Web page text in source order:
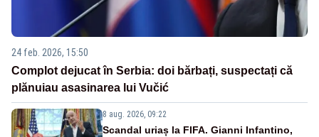
24 feb. 2026, 15:50
Complot dejucat în Serbia: doi bărbați, suspectați că
plănuiau asasinarea lui Vučić
8 aug. 2026, 09:22
Scandal uriaș la FIFA. Gianni Infantino,